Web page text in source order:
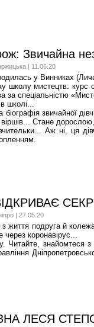
Звичайна
| 11.06.20
у Винниках
школу мистецтв: курс
за спеціальністю
школі...
біографія звичайної
Стане
Аж ні, ця
| 27.05.20
життя подруга й
через коронавірус...
Читайте, знайомтеся
ЛЕСЯ